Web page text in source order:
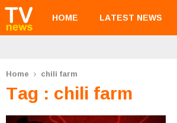
HOME LATEST NEWS
Home chili farm
Tag : chili farm